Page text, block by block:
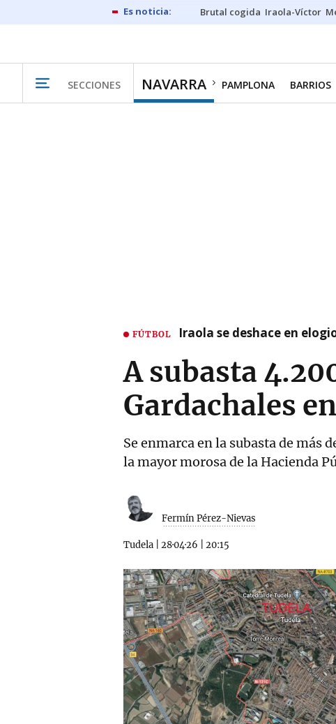
Brutal cogida Iraola-Víctor
SECCIONES NAVARRA PAMPLONA BARRIOS
FÚTBOL Iraola se deshace en
A subasta
Gardachales
Se enmarca en la subasta de más
la mayor morosa de la Hacienda
Fermín Pérez-Nievas
Tudela 28·04·26 20:15